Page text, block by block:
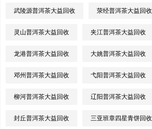
武陵源普洱茶大益回收 荥经普洱茶大益回收
灵山普洱茶大益回收 夹江普洱茶大益回收
龙港普洱茶大益回收 大姚普洱茶大益回收
邓州普洱茶大益回收 弋阳普洱茶大益回收
柳河普洱茶大益回收 辽阳普洱茶大益回收
封丘普洱茶大益回收 三亚班章四星青饼回收